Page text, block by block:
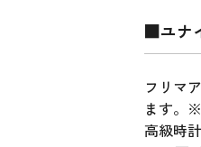
■ユナ
フリマ
ます。
高級時